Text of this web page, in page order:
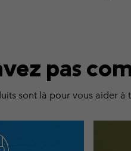
pas
sont là pour vous aider